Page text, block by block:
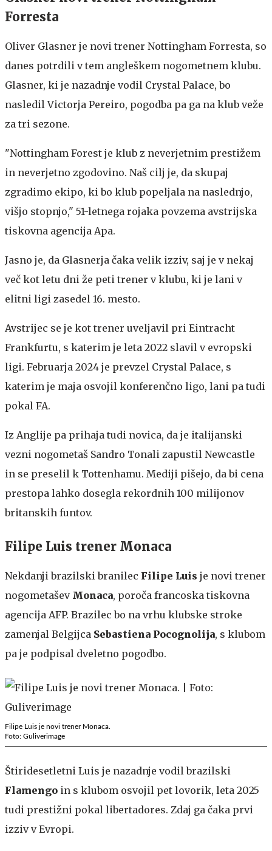
Forresta
Oliver Glasner je novi trener Nottingham Forresta, so
danes potrdili v tem angleškem nogometnem klubu.
Glasner, ki je nazadnje vodil Crystal Palace, bo
nasledil Victorja Pereiro, pogodba pa ga na klub veže
za tri sezone.
"Nottingham Forest je klub z neverjetnim prestižem
in neverjetno zgodovino. Naš cilj je, da skupaj
zgradimo ekipo, ki bo klub popeljala na naslednjo,
višjo stopnjo," 51-letnega rojaka povzema avstrijska
tiskovna agencija Apa.
Jasno je, da Glasnerja čaka velik izziv, saj je v nekaj
več kot letu dni že peti trener v klubu, ki je lani v
elitni ligi zasedel 16. mesto.
Avstrijec se je kot trener uveljavil pri Eintracht
Frankfurtu, s katerim je leta 2022 slavil v evropski
ligi. Februarja 2024 je prevzel Crystal Palace, s
katerim je maja osvojil konferenčno ligo, lani pa tudi
pokal FA.
Iz Anglije pa prihaja tudi novica, da je italijanski
vezni nogometaš Sandro Tonali zapustil Newcastle
in se preselil k Tottenhamu. Mediji pišejo, da bi cena
prestopa lahko dosegla rekordnih 100 milijonov
britanskih funtov.
Filipe Luis trener Monaca
Nekdanji brazilski branilec Filipe Luis je novi trener
nogometašev Monaca, poroča francoska tiskovna
agencija AFP. Brazilec bo na vrhu klubske stroke
zamenjal Belgijca Sebastiena Pocognolija, s klubom
pa je podpisal dveletno pogodbo.
Filipe Luis je novi trener Monaca.
Foto: Guliverimage
Štiridesetletni Luis je nazadnje vodil brazilski
Flamengo in s klubom osvojil pet lovorik, leta 2025
tudi prestižni pokal libertadores. Zdaj ga čaka prvi
izziv v Evropi.